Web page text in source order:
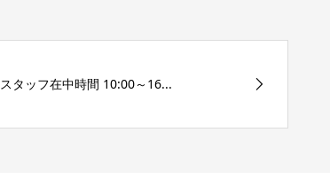
スタッフ在中時間 10:00～16...